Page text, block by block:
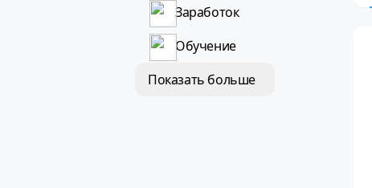
Заработок
Обучение
Показать больше